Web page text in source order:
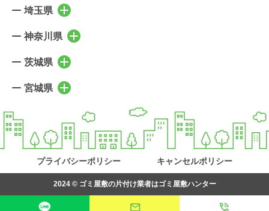
文京区
墨田区
渋谷区
北区 荒川区
板橋区 練馬区
足立区 葛飾区
江戸川区 立川市
武蔵野市
千葉市稲毛区
千葉市美浜区
市川市
習志野市
柏市
松戸市 白井市
鎌ヶ谷市
印西市 成田市
埼玉県 埼玉県の市区町村を表示
さいたま市北区
さいたま市桜区
さいたま市南区
蕨市
上尾市 桶川市
北本市 鴻巣市
行田市 羽生市
加須市
神奈川県 神奈川県の市区町村を表示
横浜市鶴見区
横浜市南区
横浜市金沢区
横浜市港北区 横浜市緑区
横浜市青葉区 横浜市都筑区
横浜市泉区 横浜市瀬谷区
川崎市川崎区
茨城県 茨城県の市区町村を表示
水戸市
北茨城市
常陸太田市 常陸大宮市
那珂市 土浦市
取手市 守谷市
宮城県 宮城県の市区町村を表示
仙台市宮城野区
仙台市若林区 仙台市太白区
仙台市泉区 塩竈市
名取市 多賀城市
岩沼市 富谷市
松島町
プライバシーポリシー キャンセルポリシー
2024 © ゴミ屋敷の片付け業者はゴミ屋敷ハンター